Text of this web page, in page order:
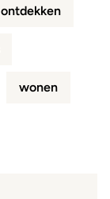
ontdekken
wonen